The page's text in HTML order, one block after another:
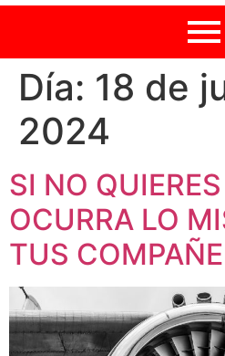
Día: 18 de
2024
SI NO
OCURRA LO
TUS